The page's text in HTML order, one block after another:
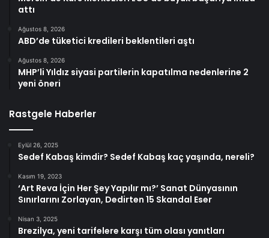
attı
Ağustos 8, 2026
ABD’de tüketici kredileri beklentileri aştı
Ağustos 8, 2026
MHP’li Yıldız siyasi partilerin kapatılma nedenlerine 2
yeni öneri
Rastgele Haberler
Eylül 26, 2025
Sedef Kabaş kimdir? Sedef Kabaş kaç yaşında, nereli?
Kasım 19, 2023
‘Art Reva İçin Her Şey Yapılır mı?’ Sanat Dünyasının
Sınırlarını Zorlayan, Dedirten 15 Skandal Eser
Nisan 3, 2025
Brezilya, yeni tarifelere karşı tüm olası yanıtları